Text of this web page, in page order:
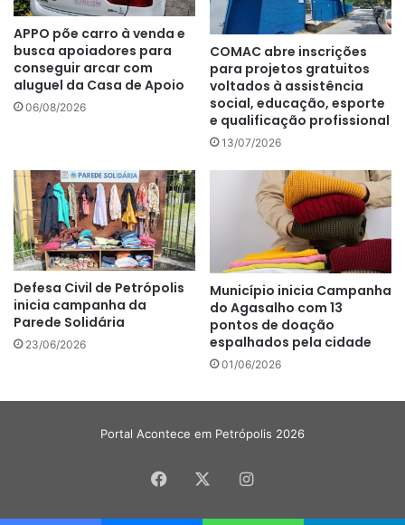
APPO põe carro à venda e
busca apoiadores para
conseguir arcar com
aluguel da Casa de Apoio
06/08/2026
COMAC abre inscrições
para projetos gratuitos
voltados à assistência
social, educação, esporte
e qualificação profissional
13/07/2026
Defesa Civil de Petrópolis
inicia campanha da
Parede Solidária
23/06/2026
Município inicia Campanha
do Agasalho com 13
pontos de doação
espalhados pela cidade
01/06/2026
Portal Acontece em Petrópolis 2026
Facebook Instagram